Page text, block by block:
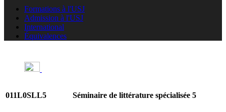
Formations à l'USJ
Admission à l'USJ
International
Équivalences
011L0SLL5 Séminaire de littérature spécialisée 5